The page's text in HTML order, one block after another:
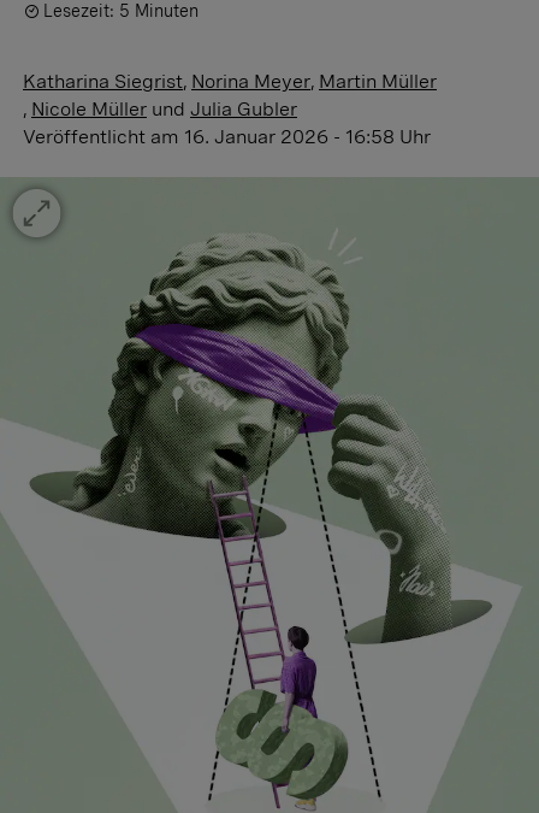
Lesezeit: 5 Minuten
Katharina Siegrist, Norina Meyer, Martin Müller
, Nicole Müller und Julia Gubler
Veröffentlicht am 16. Januar 2026 - 16:58 Uhr